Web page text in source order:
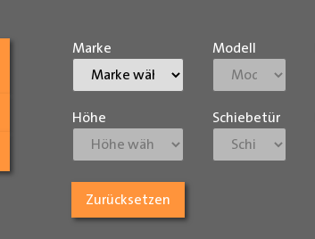
Marke Modell
Höhe Schiebetür
Zurücksetzen